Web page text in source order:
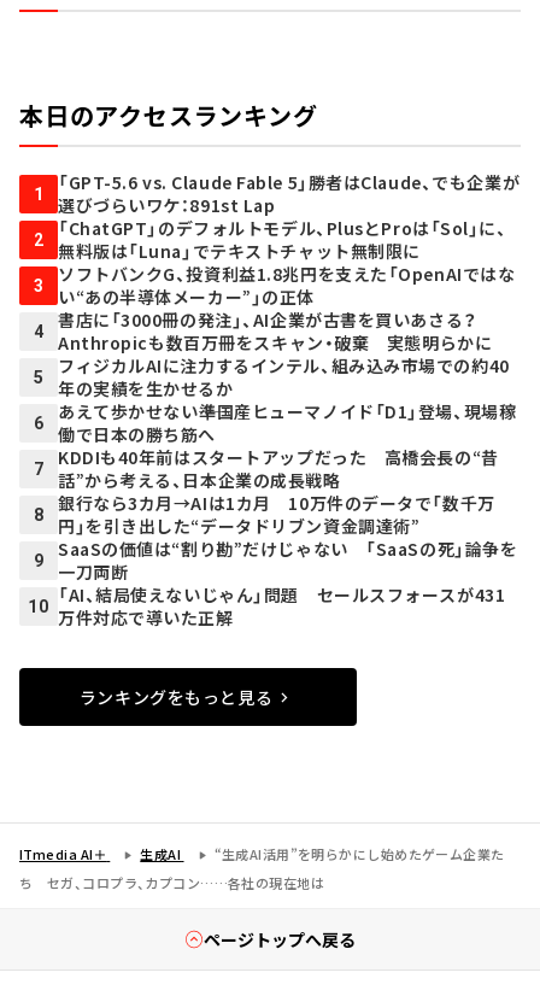
本日のアクセスランキング
1
「GPT-5.6 vs. Claude Fable 5」勝者はClaude、でも企業が
選びづらいワケ：891st Lap
2
「ChatGPT」のデフォルトモデル、PlusとProは「Sol」に、
無料版は「Luna」でテキストチャット無制限に
3
ソフトバンクG、投資利益1.8兆円を支えた「OpenAIではな
い“あの半導体メーカー”」の正体
4
書店に「3000冊の発注」、AI企業が古書を買いあさる？
Anthropicも数百万冊をスキャン・破棄 実態明らかに
5
フィジカルAIに注力するインテル、組み込み市場での約40
年の実績を生かせるか
6
あえて歩かせない――準国産ヒューマノイド「D1」登場、現場稼
働で日本の勝ち筋へ
7
KDDIも40年前はスタートアップだった 高橋会長の“昔
話”から考える、日本企業の成長戦略
8
銀行なら3カ月→AIは1カ月 10万件のデータで「数千万
円」を引き出した“データドリブン資金調達術”
9
SaaSの価値は“割り勘”だけじゃない 「SaaSの死」論争を
一刀両断
10
「AI、結局使えないじゃん」問題 セールスフォースが431
万件対応で導いた正解
ランキングをもっと見る
ITmedia AI＋ 生成AI
“生成AI活用”を明らかにし始めたゲーム企業た
ち セガ、コロプラ、カプコン……各社の現在地は
ページトップへ戻る